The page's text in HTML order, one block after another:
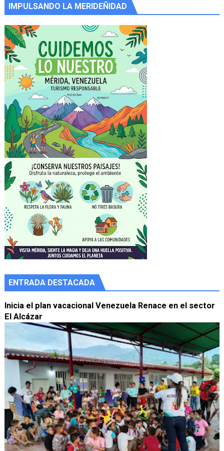
IMPULSANDO LA MERIDEÑIDAD
ENTRADA DESTACADA
Inicia el plan vacacional Venezuela Renace en el sector
El Alcázar